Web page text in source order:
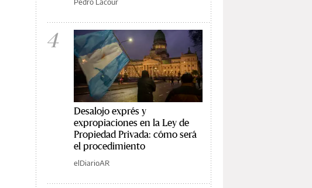
Pedro Lacour
4
Desalojo exprés y
expropiaciones en la Ley de
Propiedad Privada: cómo será
el procedimiento
elDiarioAR